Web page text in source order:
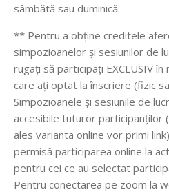
sâmbătă sau duminică.
** Pentru a obține creditele
simpozioanelor și sesiunilor de
rugați să participați EXCLUSIV
care ați optat la înscriere (fizic
Simpozioanele și sesiunile de
accesibile tuturor participanților
ales varianta online vor primi
permisă participarea online la
pentru cei ce au selectat
Pentru conectarea pe zoom la